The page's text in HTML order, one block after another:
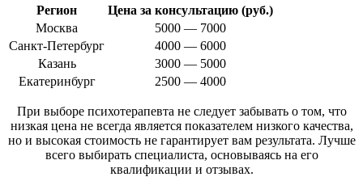
Регион
Цена за консультацию (руб.)
Москва
5000 — 7000
Санкт-Петербург
4000 — 6000
Казань
3000 — 5000
Екатеринбург
2500 — 4000
При выборе психотерапевта не следует забывать о том, что
низкая цена не всегда является показателем низкого качества,
но и высокая стоимость не гарантирует вам результата. Лучше
всего выбирать специалиста, основываясь на его
квалификации и отзывах.